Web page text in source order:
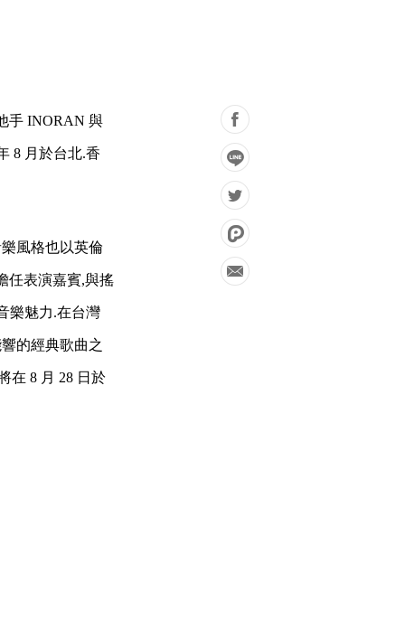
手 INORAN 與
8 月於台北.香
風格也以英倫
任表演嘉賓,與搖
樂魅力.在台灣
的經典歌曲之
在 8 月 28 日於